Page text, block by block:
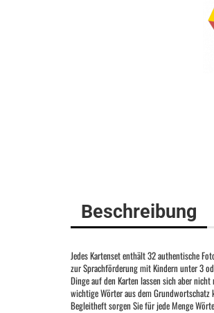
Beschreibung
Jedes Kartenset enthält 32 authentische
zur Sprachförderung mit Kindern unter 3
Dinge auf den Karten lassen sich aber
wichtige Wörter aus dem Grundwortschatz
Begleitheft sorgen Sie für jede Menge